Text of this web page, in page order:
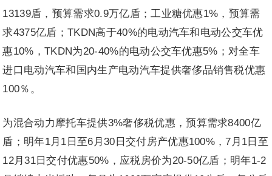
13139盾，预算需求0.9万亿盾；工业糖优惠1%，预算需
求4375亿盾；TKDN高于40%的电动汽车和电动公交车优
惠10%，TKDN为20-40%的电动公交车优惠5%；对全车
进口电动汽车和国内生产电动汽车提供奢侈品销售税优惠
100％。
为混合动力摩托车提供3%奢侈税优惠，预算需求8400亿
盾；明年1月1日至6月30日交付房产优惠100%，7月1日至
12月31日交付优惠50%，应税房价为20-50亿盾；明年1-2